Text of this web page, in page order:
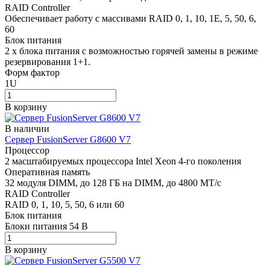
RAID Controller
Обеспечивает работу с массивами RAID 0, 1, 10, 1E, 5, 50, 6,
60
Блок питания
2 x блока питания с возможностью горячей замены в режиме
резервирования 1+1.
Форм фактор
1U
В корзину
В наличии
Сервер FusionServer G8600 V7
Процессор
2 масштабируемых процессора Intel Xeon 4-го поколения
Оперативная память
32 модуля DIMM, до 128 ГБ на DIMM, до 4800 МТ/с
RAID Controller
RAID 0, 1, 10, 5, 50, 6 или 60
Блок питания
Блоки питания 54 В
В корзину